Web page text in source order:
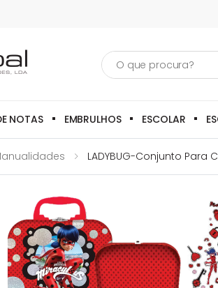
Pesquisa
NOTAS EMBRULHOS ESCOLAR
LADYBUG-Conjunto Para